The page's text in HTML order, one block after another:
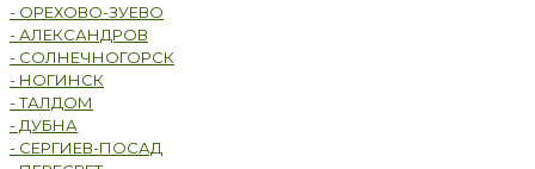
- ОРЕХОВО-ЗУЕВО
- АЛЕКСАНДРОВ
- СОЛНЕЧНОГОРСК
- НОГИНСК
- ТАЛДОМ
- ДУБНА
- СЕРГИЕВ-ПОСАД